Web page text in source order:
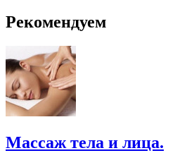
Рекомендуем
Массаж тела и лица.